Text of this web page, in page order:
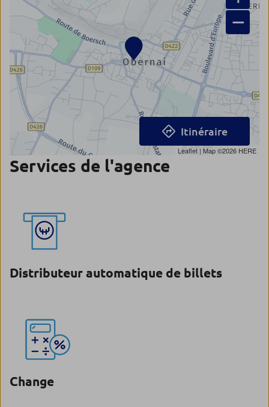
−
Leaflet| Map ©2026 HERE
Itinéraire
Services de l'agence
Distributeur automatique de billets
Change